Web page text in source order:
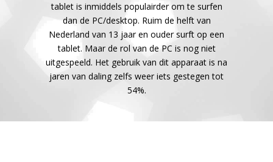
tablet is inmiddels populairder om te surfen
dan de PC/desktop. Ruim de helft van
Nederland van 13 jaar en ouder surft op een
tablet. Maar de rol van de PC is nog niet
uitgespeeld. Het gebruik van dit apparaat is na
jaren van daling zelfs weer iets gestegen tot
54%.